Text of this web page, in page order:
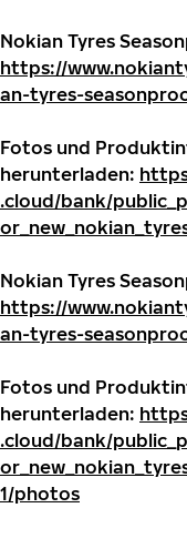
Nokian Tyres
https://
an-tyres-
Fotos und
herunterladen:
.cloud/bank/
Nokian Tyres
https://
an-tyres-
Fotos und
herunterladen:
.cloud/bank/
1/photos